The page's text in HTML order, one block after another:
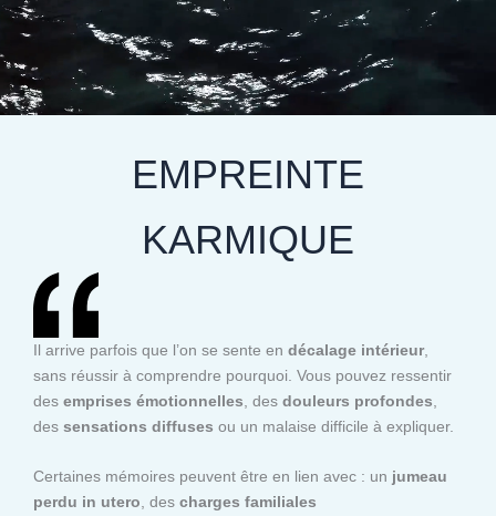
EMPREINTE
KARMIQUE
Il arrive parfois que l’on se sente en décalage intérieur,
sans réussir à comprendre pourquoi. Vous pouvez ressentir
des emprises émotionnelles , des douleurs profondes
des sensations diffuses ou un malaise difficile à expliquer.
Certaines mémoires peuvent être en lien avec : un jumeau
perdu in utero , des charges familiales